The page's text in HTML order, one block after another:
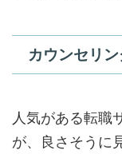
カウンセリ
人気がある転職
が、良さそうに